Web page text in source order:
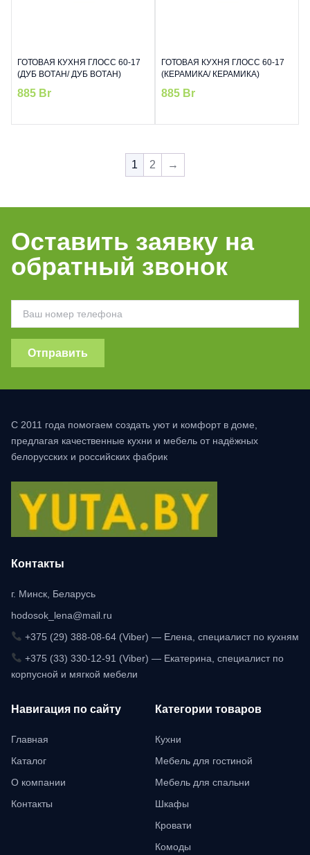
ГОТОВАЯ КУХНЯ ГЛОСС 60-17
(ДУБ ВОТАН/ ДУБ ВОТАН)
885 Br
ГОТОВАЯ КУХНЯ ГЛОСС 60-17
(КЕРАМИКА/ КЕРАМИКА)
885 Br
1 2 →
Оставить заявку на
обратный звонок
Отправить
С 2011 года помогаем создать уют и комфорт в доме,
предлагая качественные кухни и мебель от надёжных
белорусских и российских фабрик
Контакты
г. Минск, Беларусь
hodosok_lena@mail.ru
+375 (29) 388-08-64 (Viber) — Елена, специалист по кухням
+375 (33) 330-12-91 (Viber) — Екатерина, специалист по
корпусной и мягкой мебели
Навигация по сайту
Главная
Каталог
О компании
Контакты
Категории товаров
Кухни
Мебель для гостиной
Мебель для спальни
Шкафы
Кровати
Комоды